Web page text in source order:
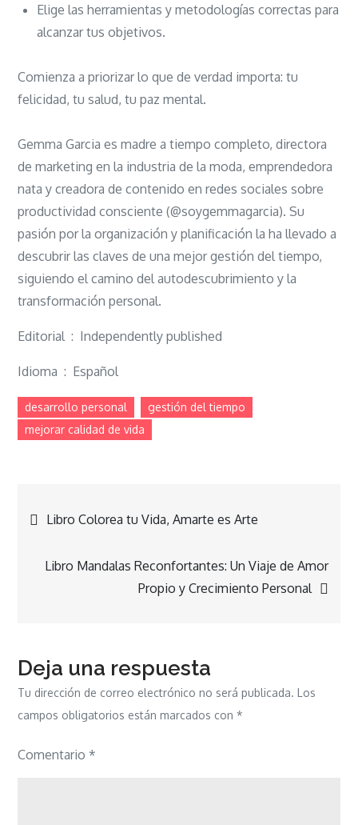
Elige las herramientas y metodologías correctas para
alcanzar tus objetivos.
Comienza a priorizar lo que de verdad importa: tu
felicidad, tu salud, tu paz mental.
Gemma Garcia es madre a tiempo completo, directora
de marketing en la industria de la moda, emprendedora
nata y creadora de contenido en redes sociales sobre
productividad consciente (@soygemmagarcia). Su
pasión por la organización y planificación la ha llevado a
descubrir las claves de una mejor gestión del tiempo,
siguiendo el camino del autodescubrimiento y la
transformación personal.
Editorial ‏ : ‎ Independently published
Idioma ‏ : ‎ Español
desarrollo personal
gestión del tiempo
mejorar calidad de vida
Navegación
de
entradas
Libro Colorea tu Vida, Amarte es Arte
Libro Mandalas Reconfortantes: Un Viaje de Amor
Propio y Crecimiento Personal
Deja una respuesta
Tu dirección de correo electrónico no será publicada. Los
campos obligatorios están marcados con*
Comentario *